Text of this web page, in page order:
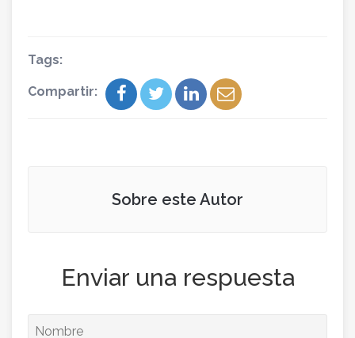
Tags:
Compartir:
Sobre este Autor
Enviar una respuesta